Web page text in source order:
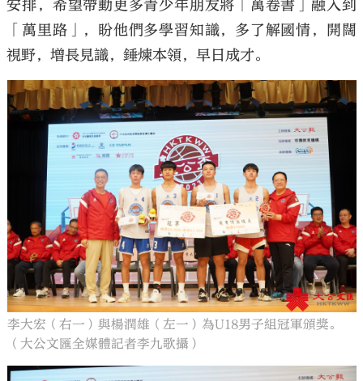
安排，希望帶動更多青少年朋友將「萬卷書」融入到
「萬里路」，盼他們多學習知識，多了解國情，開闊
視野，增長見識，錘煉本領，早日成才。
李大宏（右一）與楊潤雄（左一）為U18男子組冠軍頒獎。
（大公文匯全媒體記者李九歌攝）